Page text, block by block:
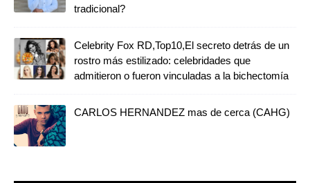
tradicional?
Celebrity Fox RD,Top10,El secreto detrás de un
rostro más estilizado: celebridades que
admitieron o fueron vinculadas a la bichectomía
CARLOS HERNANDEZ mas de cerca (CAHG)